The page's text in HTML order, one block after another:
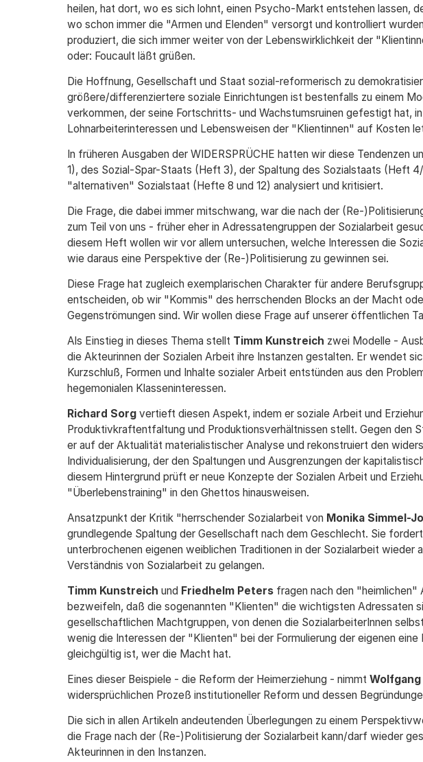
heilen, hat dort, wo es sich lohnt, einen Psycho-Markt entstehen lassen,
wo schon immer die "Armen und Elenden" versorgt und kontrolliert
produziert, die sich immer weiter von der Lebenswirklichkeit der
oder: Foucault läßt grüßen.
Die Hoffnung, Gesellschaft und Staat sozial-reformerisch zu
größere/differenziertere soziale Einrichtungen ist bestenfalls zu einem
verkommen, der seine Fortschritts- und Wachstumsruinen gefestigt hat,
Lohnarbeiterinteressen und Lebensweisen der "Klientinnen" auf Kosten
In früheren Ausgaben der WIDERSPRÜCHE hatten wir diese
1), des Sozial-Spar-Staats (Heft 3), der Spaltung des Sozialstaats (Heft
"alternativen" Sozialstaat (Hefte 8 und 12) analysiert und kritisiert.
Die Frage, die dabei immer mitschwang, war die nach der (Re-
zum Teil von uns - früher eher in Adressatengruppen der Sozialarbeit
diesem Heft wollen wir vor allem untersuchen, welche Interessen die
wie daraus eine Perspektive der (Re-)Politisierung zu gewinnen sei.
Diese Frage hat zugleich exemplarischen Charakter für andere
entscheiden, ob wir "Kommis" des herrschenden Blocks an der Macht
Gegenströmungen sind. Wir wollen diese Frage auf unserer öffentlichen
Als Einstieg in dieses Thema stellt Timm Kunstreich zwei Modelle -
die Akteurinnen der Sozialen Arbeit ihre Instanzen gestalten. Er wendet
Kurzschluß, Formen und Inhalte sozialer Arbeit entstünden aus den
hegemonialen Klasseninteressen.
Richard Sorgvertieft diesen Aspekt, indem er soziale Arbeit und
Produktivkraftentfaltung und Produktionsverhältnissen stellt. Gegen den
er auf der Aktualität materialistischer Analyse und rekonstruiert den
Individualisierung, der den Spaltungen und Ausgrenzungen der
diesem Hintergrund prüft er neue Konzepte der Sozialen Arbeit und
"Überlebenstraining" in den Ghettos hinausweisen.
Ansatzpunkt der Kritik "herrschender Sozialarbeit von Monika Simmel-
grundlegende Spaltung der Gesellschaft nach dem Geschlecht. Sie
unterbrochenen eigenen weiblichen Traditionen in der Sozialarbeit wieder
Verständnis von Sozialarbeit zu gelangen.
Timm Kunstreich und Friedhelm Petersfragen nach den "heimlichen"
bezweifeln, daß die sogenannten "Klienten" die wichtigsten Adressaten
gesellschaftlichen Machtgruppen, von denen die SozialarbeiterInnen
wenig die Interessen der "Klienten" bei der Formulierung der eigenen
gleichgültig ist, wer die Macht hat.
Eines dieser Beispiele - die Reform der Heimerziehung - nimmt Wolfgang
widersprüchlichen Prozeß institutioneller Reform und dessen
Die sich in allen Artikeln andeutenden Überlegungen zu einem
die Frage nach der (Re-)Politisierung der Sozialarbeit kann/darf wieder
Akteurinnen in den Instanzen.